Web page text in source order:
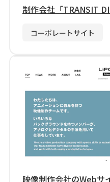
制作会社「TRANSIT
コーポレートサイト
映像制作会社のWebサ